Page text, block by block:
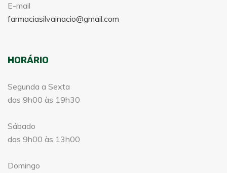
E-mail
farmaciasilvainacio@gmail.com
HORÁRIO
Segunda a Sexta
das 9h00 às 19h30
Sábado
das 9h00 às 13h00
Domingo